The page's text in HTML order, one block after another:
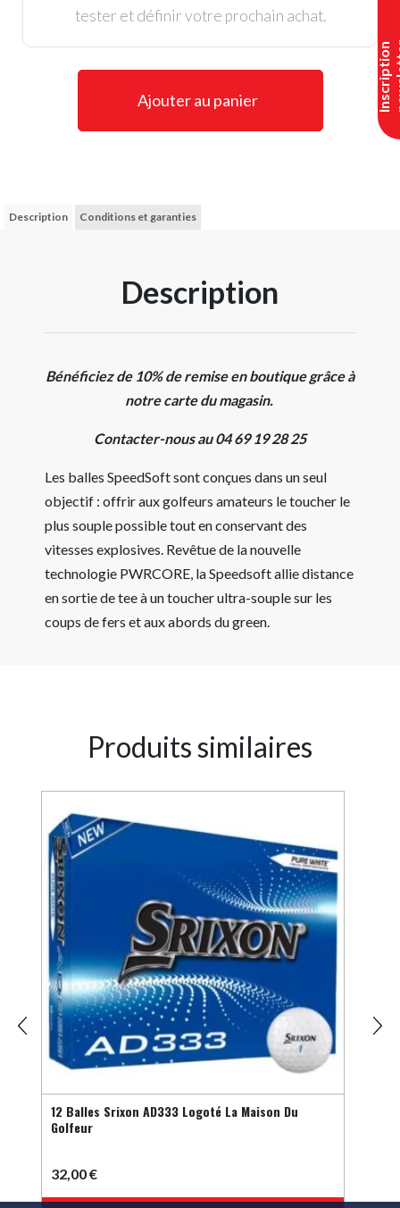
I
n
s
c
r
i
p
t
i
o
n
n
e
w
s
l
e
t
t
e
tester et définir votre prochain achat.
Ajouter au panier
Description Conditions et garanties
Description
Bénéficiez de 10% de remise en boutique grâce à
notre carte du magasin.
Contacter-nous au 04 69 19 28 25
Les balles SpeedSoft sont conçues dans un seul
objectif : offrir aux golfeurs amateurs le toucher le
plus souple possible tout en conservant des
vitesses explosives. Revêtue de la nouvelle
technologie PWRCORE, la Speedsoft allie distance
en sortie de tee à un toucher ultra-souple sur les
coups de fers et aux abords du green.
Produits similaires
12 Balles Srixon AD333 Logoté La Maison Du
Golfeur
32,00€